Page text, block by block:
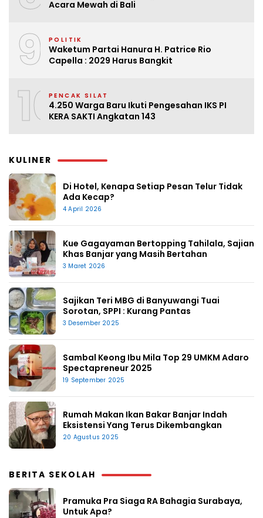
Acara Mewah di Bali
9 POLITIK
Waketum Partai Hanura H. Patrice Rio
Capella : 2029 Harus Bangkit
10PENCAK SILAT
4.250 Warga Baru Ikuti Pengesahan IKS PI
KERA SAKTI Angkatan 143
KULINER
Di Hotel, Kenapa Setiap Pesan Telur Tidak
Ada Kecap?
4 April 2026
Kue Gagayaman Bertopping Tahilala, Sajian
Khas Banjar yang Masih Bertahan
3 Maret 2026
Sajikan Teri MBG di Banyuwangi Tuai
Sorotan, SPPI : Kurang Pantas
3 Desember 2025
Sambal Keong Ibu Mila Top 29 UMKM Adaro
Spectapreneur 2025
19 September 2025
Rumah Makan Ikan Bakar Banjar Indah
Eksistensi Yang Terus Dikembangkan
20 Agustus 2025
BERITA SEKOLAH
Pramuka Pra Siaga RA Bahagia Surabaya,
Untuk Apa?